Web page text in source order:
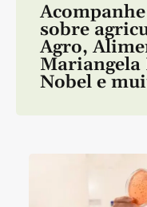
sobre
Agro,
Nobel e